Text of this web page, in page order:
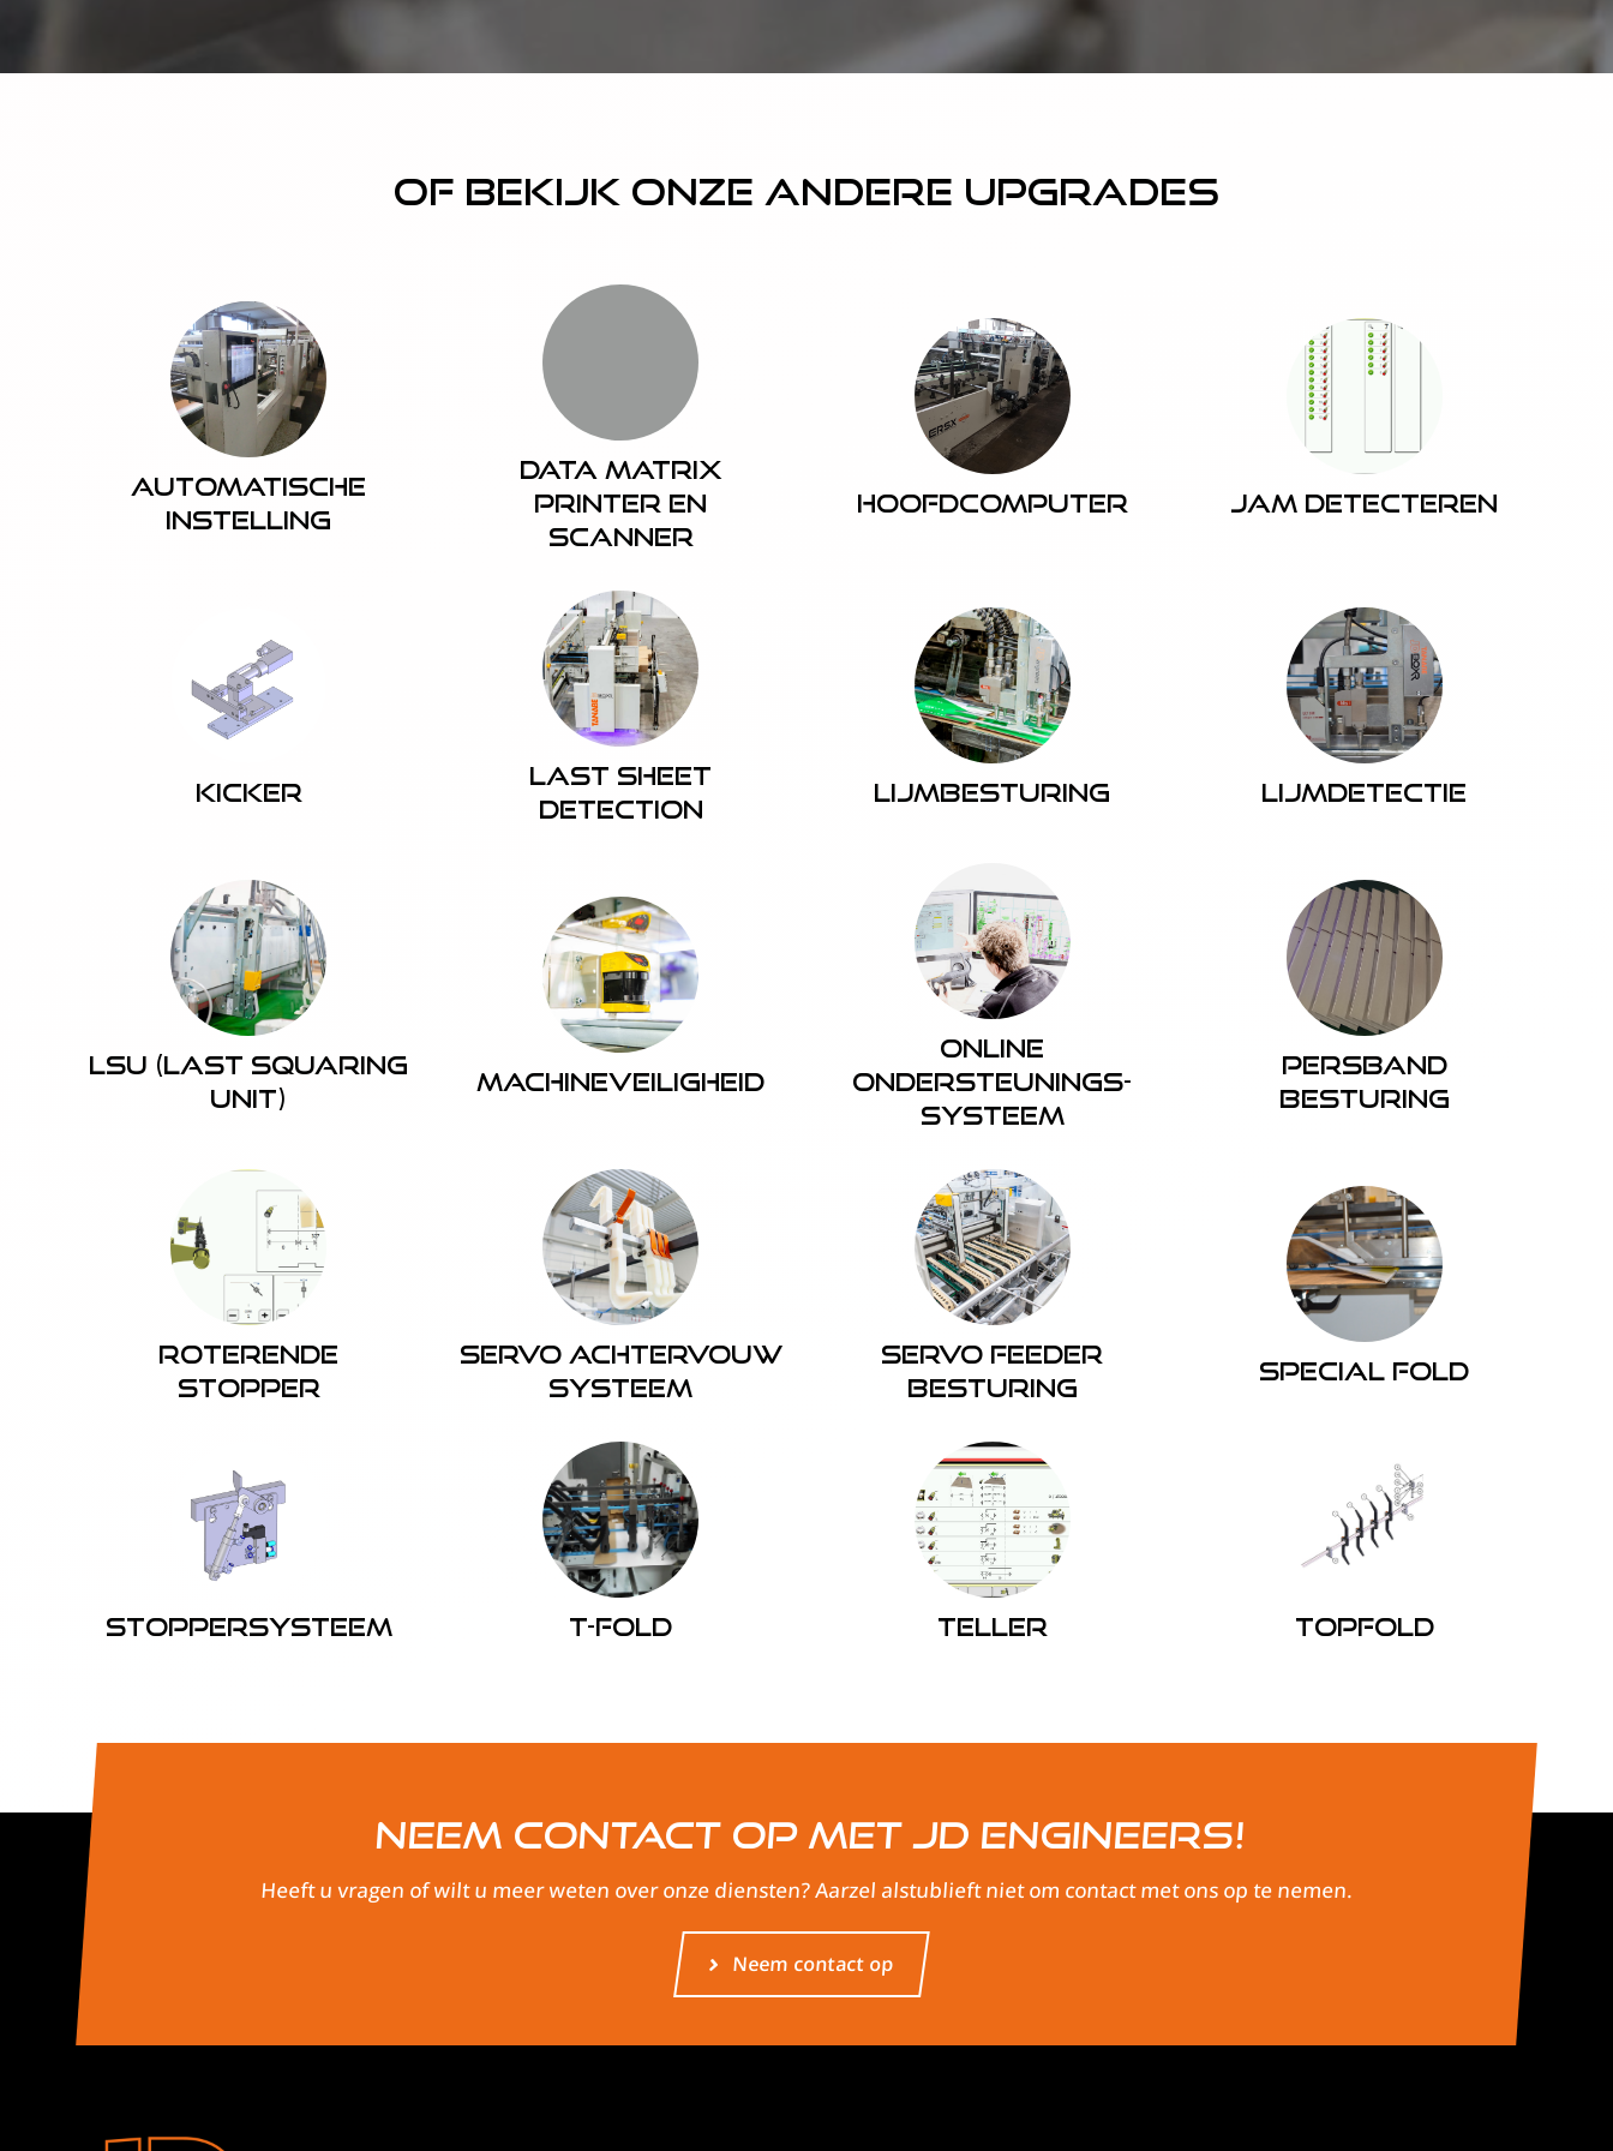
Of bekijk onze andere upgrades
Automatische
instelling
Data Matrix
Printer en
Scanner
Hoofdcomputer Jam detecteren
Kicker
Last Sheet
Detection
Lijmbesturing Lijmdetectie
LSU (Last Squaring
Unit)
Machineveiligheid
Online
ondersteunings-
systeem
Persband
besturing
Roterende
stopper
Servo achtervouw
systeem
Servo feeder
besturing
Special Fold
Stoppersysteem T-Fold Teller Topfold
Neem contact op met JD Engineers!
Heeft u vragen of wilt u meer weten over onze diensten? Aarzel alstublieft niet om contact met ons op te nemen.
Neem contact op